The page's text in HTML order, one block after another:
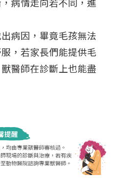
病因， 畢竟毛孩無法
， 若家長們能提供毛
醫師在診斷上也能盡